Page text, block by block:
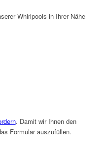
Whirlpools in Ihrer Nähe
. Damit wir Ihnen den
Formular auszufüllen.